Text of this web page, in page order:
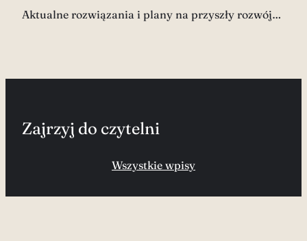
Aktualne rozwiązania i plany na przyszły rozwój…
Zajrzyj do czytelni
Wszystkie wpisy